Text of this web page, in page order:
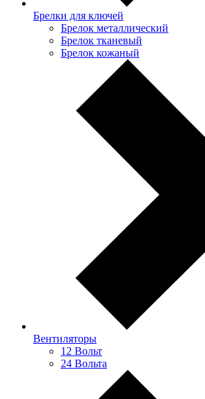
Брелки для ключей
Брелок металлический
Брелок тканевый
Брелок кожаный
Вентиляторы
12 Вольт
24 Вольта